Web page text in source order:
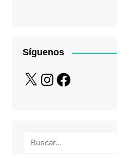
Síguenos
X InstagramFacebook